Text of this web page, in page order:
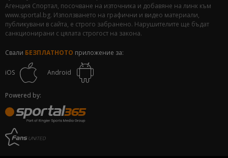
Агенция Спортал, посочване на източника и добавяне на линк към
www.sportal.bg. Използването на графични и видео материали,
публикувани в сайта, е строго забранено. Нарушителите ще бъдат
санкционирани с цялата строгост на закона.
Свали БЕЗПЛАТНОТО приложение за:
iOS Android
Powered by: